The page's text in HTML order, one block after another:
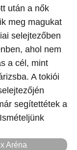
után a nők
meg magukat
selejtezőben
ahol nem
a cél, mint
A tokiói
segítettétek a
Aréna